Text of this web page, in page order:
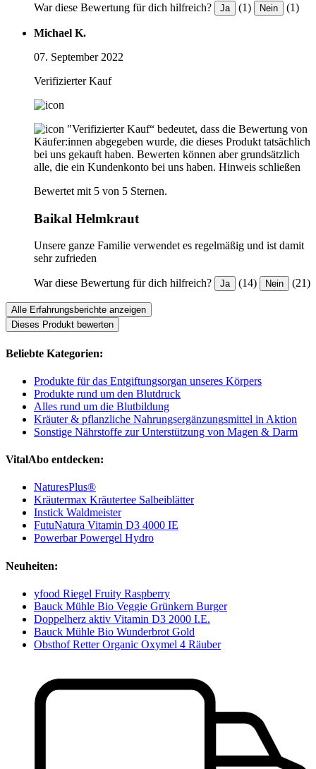
War diese Bewertung für dich hilfreich? Ja (1) Nein (1)
Michael K.
07. September 2022
Verifizierter Kauf
"Verifizierter Kauf“ bedeutet, dass die Bewertung von
Käufer:innen abgegeben wurde, die dieses Produkt tatsächlich
bei uns gekauft haben. Bewerten können aber grundsätzlich
alle, die ein Kundenkonto bei uns haben. Hinweis schließen
Bewertet mit 5 von 5 Sternen.
Baikal Helmkraut
Unsere ganze Familie verwendet es regelmäßig und ist damit
sehr zufrieden
War diese Bewertung für dich hilfreich? Ja (14) Nein (21)
Alle Erfahrungsberichte anzeigen
Dieses Produkt bewerten
Beliebte Kategorien:
Produkte für das Entgiftungsorgan unseres Körpers
Produkte rund um den Blutdruck
Alles rund um die Blutbildung
Kräuter & pflanzliche Nahrungsergänzungsmittel in Aktion
Sonstige Nährstoffe zur Unterstützung von Magen & Darm
VitalAbo entdecken:
NaturesPlus®
Kräutermax Kräutertee Salbeiblätter
Instick Waldmeister
FutuNatura Vitamin D3 4000 IE
Powerbar Powergel Hydro
Neuheiten:
yfood Riegel Fruity Raspberry
Bauck Mühle Bio Veggie Grünkern Burger
Doppelherz aktiv Vitamin D3 2000 I.E.
Bauck Mühle Bio Wunderbrot Gold
Obsthof Retter Organic Oxymel 4 Räuber